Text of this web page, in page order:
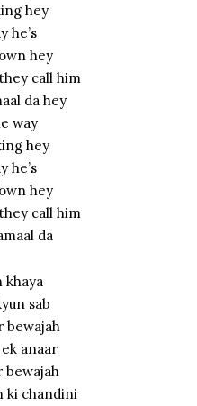
hey
he’s
hey
call him
da hey
way
hey
he’s
hey
call him
da
khaya
sab
bewajah
anaar
bewajah
ki chandini